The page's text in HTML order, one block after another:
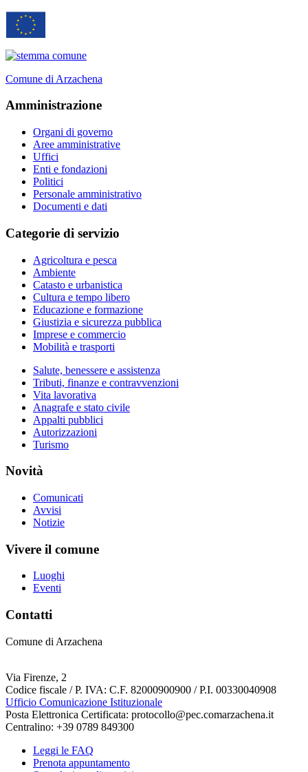
Comune di Arzachena
Amministrazione
Organi di governo
Aree amministrative
Uffici
Enti e fondazioni
Politici
Personale amministrativo
Documenti e dati
Categorie di servizio
Agricoltura e pesca
Ambiente
Catasto e urbanistica
Cultura e tempo libero
Educazione e formazione
Giustizia e sicurezza pubblica
Imprese e commercio
Mobilità e trasporti
Salute, benessere e assistenza
Tributi, finanze e contravvenzioni
Vita lavorativa
Anagrafe e stato civile
Appalti pubblici
Autorizzazioni
Turismo
Novità
Comunicati
Avvisi
Notizie
Vivere il comune
Luoghi
Eventi
Contatti
Comune di Arzachena
Via Firenze, 2
Codice fiscale / P. IVA: C.F. 82000900900 / P.I. 00330040908
Ufficio Comunicazione Istituzionale
Posta Elettronica Certificata: protocollo@pec.comarzachena.it
Centralino: +39 0789 849300
Leggi le FAQ
Prenota appuntamento